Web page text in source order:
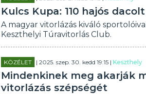
Kulcs Kupa: 110 hajós
A magyar vitorlázás kiváló
Keszthelyi Túravitorlás Club.
KÖZÉLET | 2025. szep. 30. kedd 19:15 |Keszthely
Mindenkinek meg akarják
vitorlázás szépségét